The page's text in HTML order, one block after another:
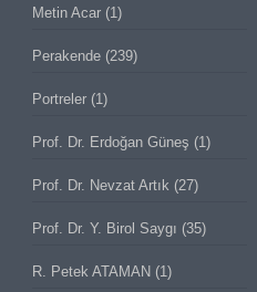
Metin Acar (1)
Perakende (239)
Portreler (1)
Prof. Dr. Erdoğan Güneş (1)
Prof. Dr. Nevzat Artık (27)
Prof. Dr. Y. Birol Saygı (35)
R. Petek ATAMAN (1)